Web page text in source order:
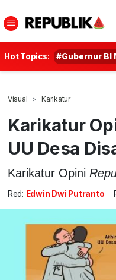
Hot Topics: #Gubernur BI
Visual Karikatur
Karikatur
UU Desa
Karikatur Opini
Red: Edwin Dwi Putranto